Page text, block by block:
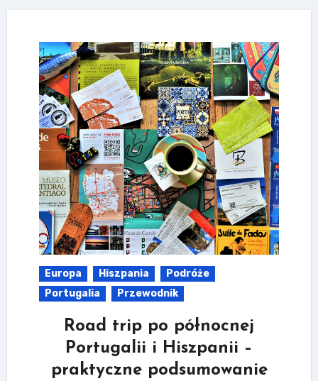
Europa Hiszpania
Podróże
Portugalia
Przewodnik
Road trip po północnej
Portugalii i Hiszpanii –
praktyczne podsumowanie